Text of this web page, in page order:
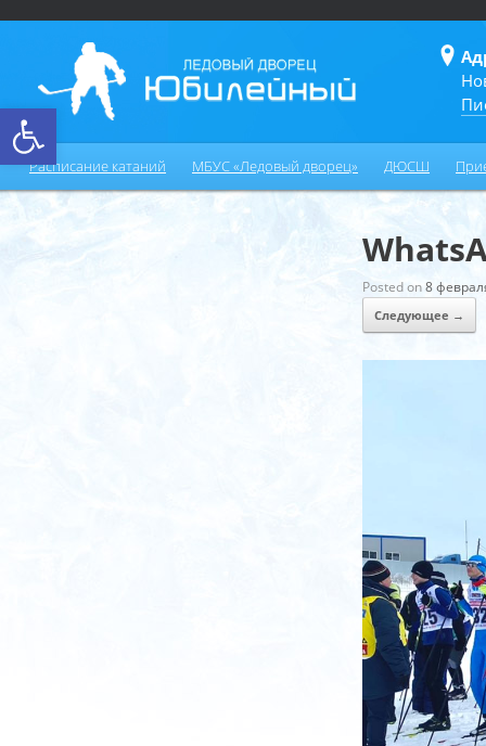
Открыть панель инструментов
Расписание катаний МБУС «Ледовый дворец» ДЮСШ
Posted on8
Следующее →